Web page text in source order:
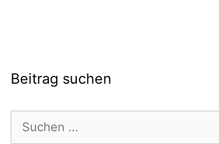
Beitrag suchen
nach: